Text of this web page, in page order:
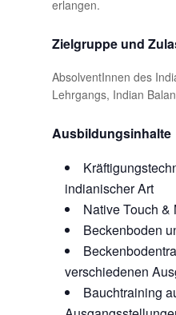
erlangen.
Zielgruppe und
AbsolventInnen des
Lehrgangs, Indian
Ausbildungsinhalte
indianischer Art
Native Touch &
Beckenboden
verschiedenen
Bauchtraining